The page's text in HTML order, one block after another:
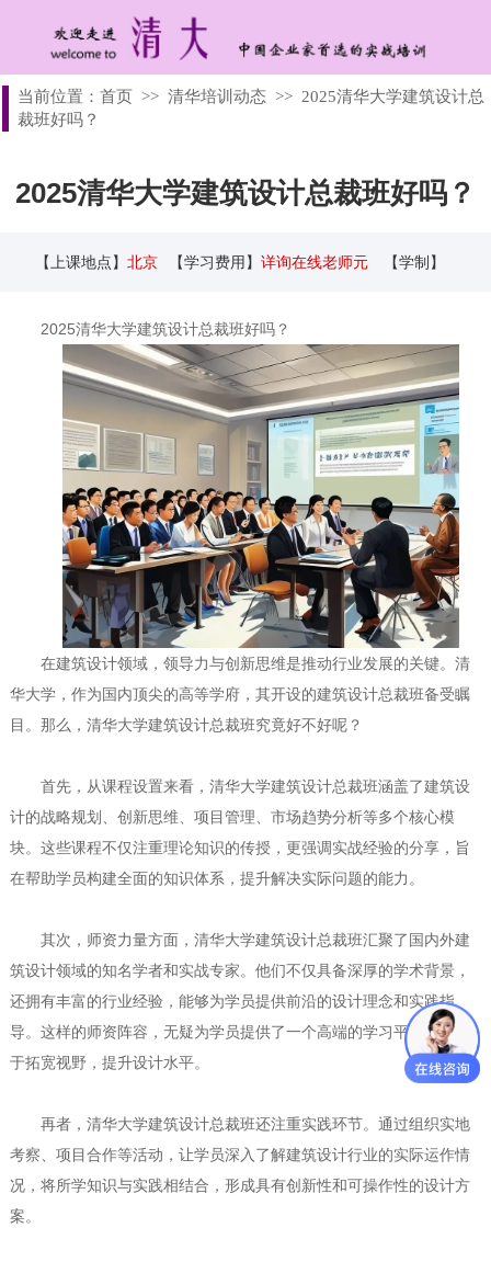
当前位置： 首页 >> 清华培训动态 >> 2025清华大学建筑设计总
裁班好吗？
2025清华大学建筑设计总裁班好吗？
【上课地点】 北京 【学习费用】 详询在线老师元 【学制】
2025清华大学建筑设计总裁班好吗？
在建筑设计领域，领导力与创新思维是推动行业发展的关键。清
华大学，作为国内顶尖的高等学府，其开设的建筑设计总裁班备受瞩
目。那么，清华大学建筑设计总裁班究竟好不好呢？
首先，从课程设置来看，清华大学建筑设计总裁班涵盖了建筑设
计的战略规划、创新思维、项目管理、市场趋势分析等多个核心模
块。这些课程不仅注重理论知识的传授，更强调实战经验的分享，旨
在帮助学员构建全面的知识体系，提升解决实际问题的能力。
其次，师资力量方面，清华大学建筑设计总裁班汇聚了国内外建
筑设计领域的知名学者和实战专家。他们不仅具备深厚的学术背景，
还拥有丰富的行业经验，能够为学员提供前沿的设计理念和实践指
导。这样的师资阵容，无疑为学员提供了一个高端的学习平台，有助
于拓宽视野，提升设计水平。
再者，清华大学建筑设计总裁班还注重实践环节。通过组织实地
考察、项目合作等活动，让学员深入了解建筑设计行业的实际运作情
况，将所学知识与实践相结合，形成具有创新性和可操作性的设计方
案。